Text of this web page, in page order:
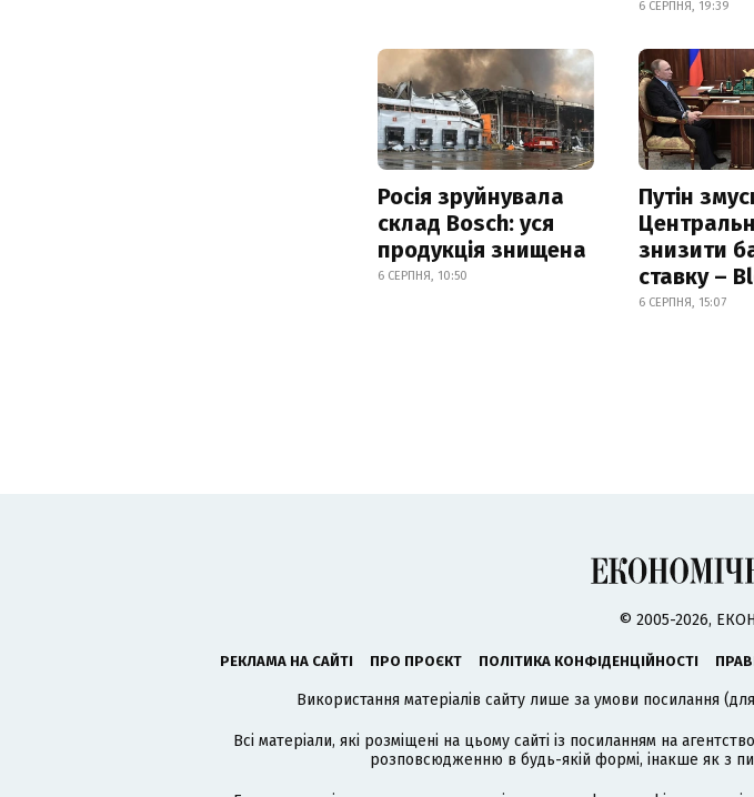
6 СЕРПНЯ, 19:39
Росія зруйнувала
склад Bosch: уся
продукція знищена
6 СЕРПНЯ, 10:50
Путін
знизити
ставку –
6 СЕРПНЯ, 15:07
© 2005-2026,
РЕКЛАМА НА САЙТІ ПРО ПРОЄКТ ПОЛІТИКА КОНФІДЕНЦІЙНОСТІ
Використання матеріалів сайту лише за умови посилання
Всі матеріали, які розміщені на цьому сайті із посиланням на агентство
розповсюдженню в будь-якій формі, інакше як з